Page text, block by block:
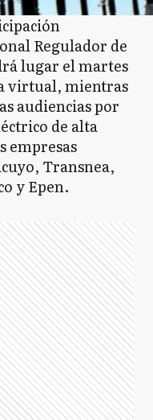
Regulador de
lugar el martes
virtual, mientras
audiencias por
de alta
empresas
Transnea,
y Epen.